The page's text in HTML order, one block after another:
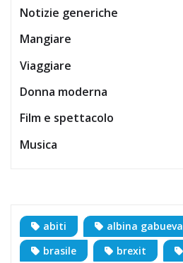
Notizie generiche
Mangiare
Viaggiare
Donna moderna
Film e spettacolo
Musica
abiti albina gabueva
brasile
brexit